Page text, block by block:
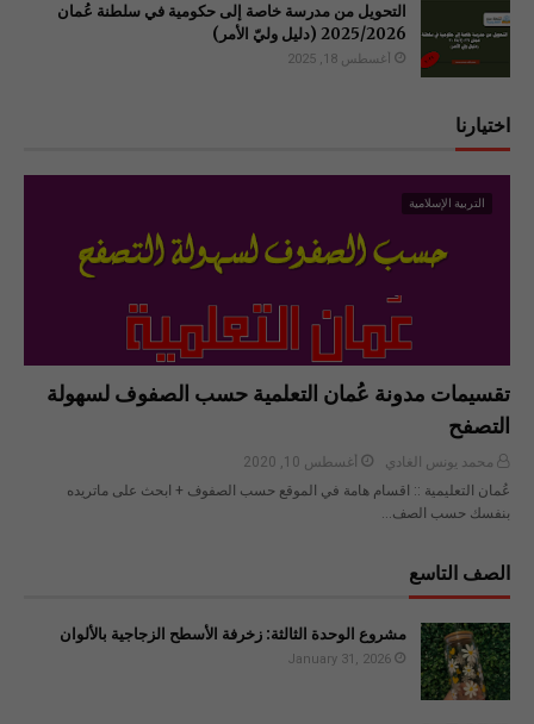
التحويل من مدرسة خاصة إلى حكومية في سلطنة عُمان
2025/2026 (دليل وليّ الأمر)
أغسطس 18, 2025
اختيارنا
التربية الإسلامية
تقسيمات مدونة عُمان التعلمية حسب الصفوف لسهولة
التصفح
محمد يونس الغادي
أغسطس 10, 2020
عُمان التعليمية :: اقسام هامة في الموقع حسب الصفوف + ابحث على ماتريده
بنفسك حسب الصف…
الصف التاسع
مشروع الوحدة الثالثة: زخرفة الأسطح الزجاجية بالألوان
January 31, 2026